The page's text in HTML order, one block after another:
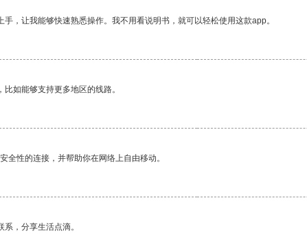
，让我能够快速熟悉操作。我不用看说明书，就可以轻松使用这款app。
如能够支持更多地区的线路。
全性的连接，并帮助你在网络上自由移动。
，分享生活点滴。